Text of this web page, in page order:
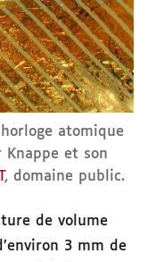
atomique
Knappe et son
, domaine public.
de volume
3 mm de